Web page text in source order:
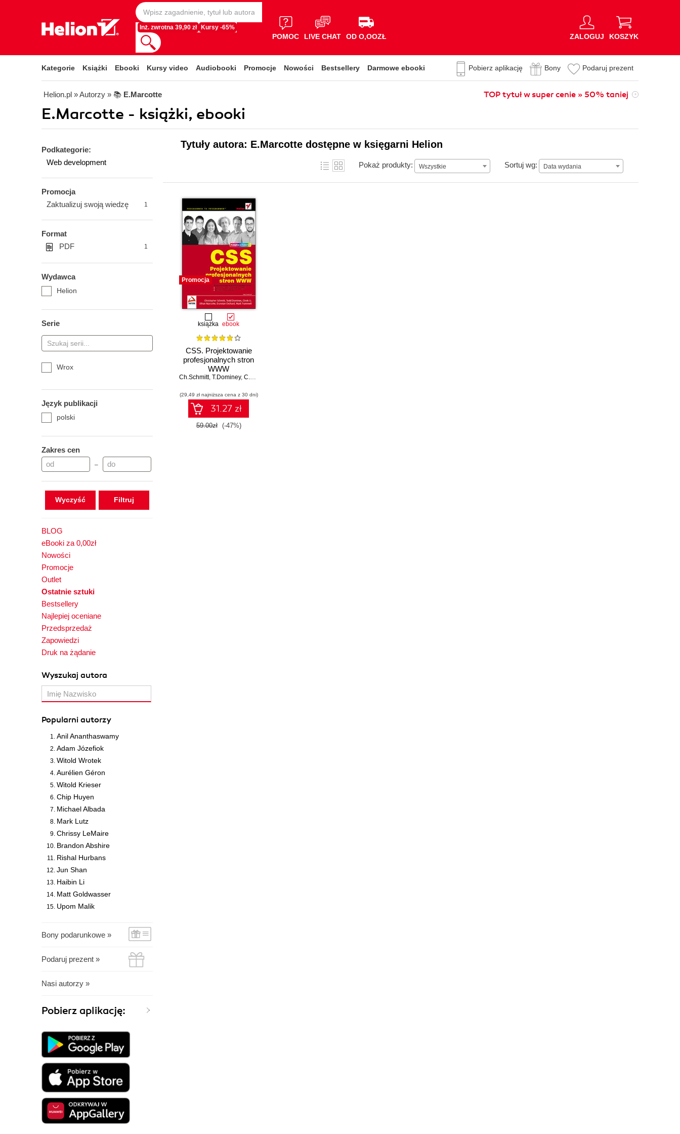
Inż. zwrotna 39,90 zł Kursy -65%
POMOC LIVE CHAT OD O,OOZŁ ZALOGUJ KOSZYK
Kategorie Książki Ebooki Kursy video Audiobooki Promocje Nowości Bestsellery Darmowe ebooki Pobierz aplikację Bony Podaruj prezent
Helion.pl » Autorzy » 📚 E.Marcotte TOP tytuł w super cenie » 50% taniej
E.Marcotte - książki, ebooki
Podkategorie:
Web development
Promocja
Zaktualizuj swoją wiedzę
1
Format
PDF
1
Wydawca
Helion
Serie
Wrox
Język publikacji
polski
Zakres cen
–
Wyczyść
BLOG
eBooki za 0,00zł
Nowości
Promocje
Outlet
Ostatnie sztuki
Bestsellery
Najlepiej oceniane
Przedsprzedaż
Zapowiedzi
Druk na żądanie
Wyszukaj autora
Popularni autorzy
Anil Ananthaswamy
Adam Józefiok
Witold Wrotek
Aurélien Géron
Witold Krieser
Chip Huyen
Michael Albada
Mark Lutz
Chrissy LeMaire
Brandon Abshire
Rishal Hurbans
Jun Shan
Haibin Li
Matt Goldwasser
Upom Malik
Bony podarunkowe »
Podaruj prezent »
Nasi autorzy »
Pobierz aplikację:
Tytuły autora: E.Marcotte dostępne w księgarni Helion
Pokaż produkty: Wszystkie Sortuj wg: Data wydania
Data wydania
Promocja
książka ebook
CSS. Projektowanie
profesjonalnych stron
WWW
Ch.Schmitt, T.Dominey, C.Li ,
(29,49 zł najniższa cena z 30 dni)
31.27 zł
59.00zł (-47%)